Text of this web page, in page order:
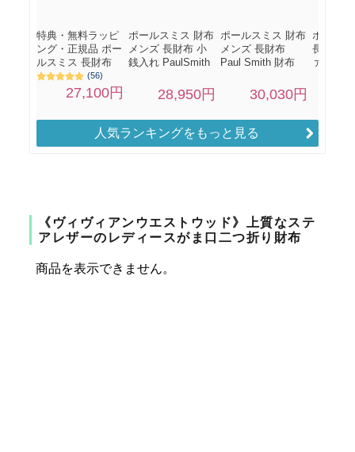
人気ランキングをもっと見る
《ヴィヴィアンウエストウッド》上質なステ
アレザーのレディースがま口二つ折り財布